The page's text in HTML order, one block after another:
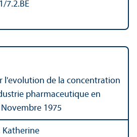
7.2.BE
l'evolution de la concentration
pharmaceutique en
1975
Katherine